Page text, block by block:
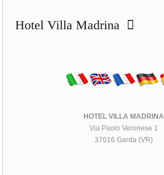
Hotel Villa Madrina
HOTEL VILLA MADRINA
Via Paolo Veronese 1
37016 Garda (VR)